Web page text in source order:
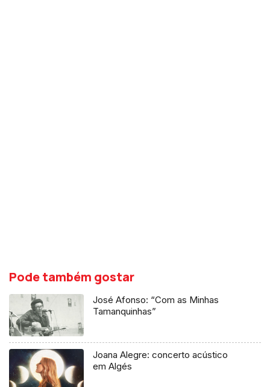
Pode também gostar
José Afonso: “Com as Minhas
Tamanquinhas”
Joana Alegre: concerto acústico
em Algés